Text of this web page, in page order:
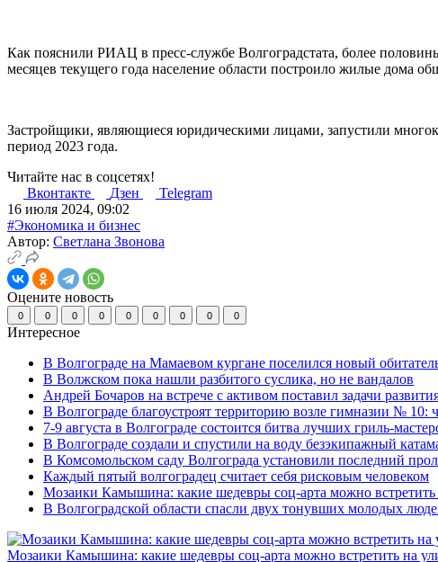
Как пояснили РИАЦ в пресс-службе Волгоградстата, более
месяцев текущего года население области построило жилые дома
Застройщики, являющиеся юридическими лицами, запустили
период 2023 года.
Читайте нас в соцсетях!
Вконтакте
Дзен
Telegram
16 июля 2024, 09:02
#Экономика и бизнес
Автор: Светлана Звонова
Оцените новость
0 0 0 0 0 0 0 0 0
Интересное
В Волгограде на Мамаевом кургане поселился новый
В Волжском пока нашли разбитого суслика, но не вандалов
Андрей Бочаров на встрече с активом поставил задачи
В Волгограде благоустроят территорию возле гимназии № 10:
7-9 августа в Волгограде состоится битва лучших гриль-
В Волгограде создали и спустили на воду безэкипажный
В Комсомольском саду Волгограда установили последний
Каждый пятый волгоградец считает себя рисковым человеком
Мозаики Камышина: какие шедевры соц-арта можно встретить
В Волгоградской области спасли двух тонувших молодых
Мозаики Камышина: какие шедевры соц-арта можно встретить на